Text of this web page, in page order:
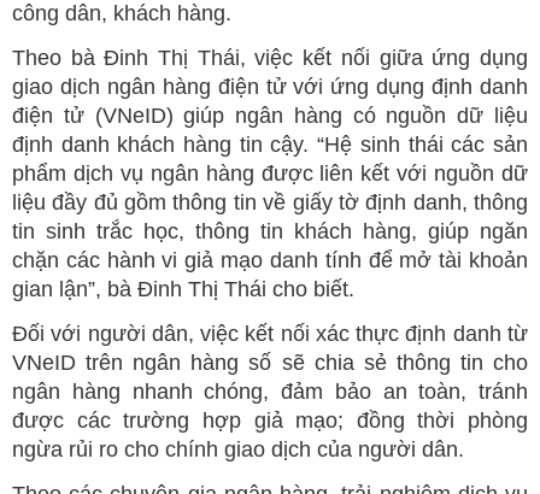
công dân, khách hàng.
Theo bà Đinh Thị Thái, việc kết nối giữa ứng dụng
giao dịch ngân hàng điện tử với ứng dụng định danh
điện tử (VNeID) giúp ngân hàng có nguồn dữ liệu
định danh khách hàng tin cậy. “Hệ sinh thái các sản
phẩm dịch vụ ngân hàng được liên kết với nguồn dữ
liệu đầy đủ gồm thông tin về giấy tờ định danh, thông
tin sinh trắc học, thông tin khách hàng, giúp ngăn
chặn các hành vi giả mạo danh tính để mở tài khoản
gian lận”, bà Đinh Thị Thái cho biết.
Đối với người dân, việc kết nối xác thực định danh từ
VNeID trên ngân hàng số sẽ chia sẻ thông tin cho
ngân hàng nhanh chóng, đảm bảo an toàn, tránh
được các trường hợp giả mạo; đồng thời phòng
ngừa rủi ro cho chính giao dịch của người dân.